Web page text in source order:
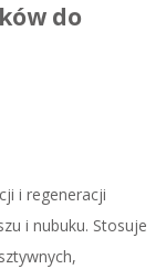
do
i regeneracji
i nubuku. Stosuje